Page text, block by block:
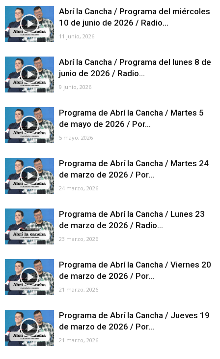
Abrí la Cancha / Programa del miércoles
10 de junio de 2026 / Radio...
11 junio, 2026
Abrí la Cancha / Programa del lunes 8 de
junio de 2026 / Radio...
9 junio, 2026
Programa de Abrí la Cancha / Martes 5
de mayo de 2026 / Por...
5 mayo, 2026
Programa de Abrí la Cancha / Martes 24
de marzo de 2026 / Por...
24 marzo, 2026
Programa de Abrí la Cancha / Lunes 23
de marzo de 2026 / Radio...
23 marzo, 2026
Programa de Abrí la Cancha / Viernes 20
de marzo de 2026 / Por...
21 marzo, 2026
Programa de Abrí la Cancha / Jueves 19
de marzo de 2026 / Por...
21 marzo, 2026